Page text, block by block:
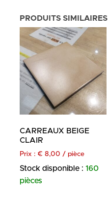
PRODUITS SIMILAIRES
CARREAUX BEIGE
CLAIR
Prix : € 8,00 / pièce
Stock disponible : 160
pièces